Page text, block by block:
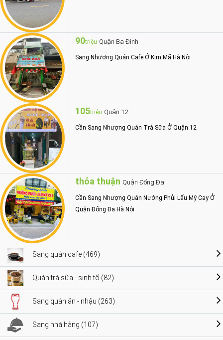
90triệu Quận Ba Đình
Sang Nhượng Quán Cafe Ở Kim Mã Hà Nội
105triệu Quận 12
Cần Sang Nhượng Quán Trà Sữa Ở Quận 12
thỏa thuận Quận Đống Đa
Cần Sang Nhượng Quán Nướng Phủi Lẩu Mỳ Cay Ở
Quận Đống Đa Hà Nội
Sang quán cafe (469)
Quán trà sữa - sinh tố (82)
Sang quán ăn - nhậu (263)
Sang nhà hàng (107)